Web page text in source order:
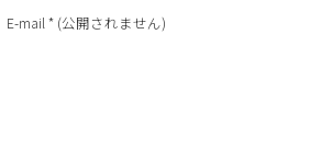
E-mail* (公開されません)